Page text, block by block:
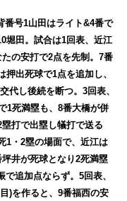
番号1山田はライト&4番で
堀田。試合は1回表、近江
の安打で2点を先制。7番
出死球で1点を追加し、
代し後続を断つ。3回表、
1死満塁も、8番大橋が併
打で出塁し犠打で送る
1・2塁の場面で、近江は
井が死球となり2死満塁
追加点ならず。5回表、
)を作ると、9番福西の安